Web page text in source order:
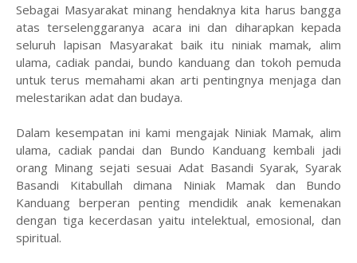
Sebagai Masyarakat minang hendaknya kita harus bangga
atas terselenggaranya acara ini dan diharapkan kepada
seluruh lapisan Masyarakat baik itu niniak mamak, alim
ulama, cadiak pandai, bundo kanduang dan tokoh pemuda
untuk terus memahami akan arti pentingnya menjaga dan
melestarikan adat dan budaya.
Dalam kesempatan ini kami mengajak Niniak Mamak, alim
ulama, cadiak pandai dan Bundo Kanduang kembali jadi
orang Minang sejati sesuai Adat Basandi Syarak, Syarak
Basandi Kitabullah dimana Niniak Mamak dan Bundo
Kanduang berperan penting mendidik anak kemenakan
dengan tiga kecerdasan yaitu intelektual, emosional, dan
spiritual.